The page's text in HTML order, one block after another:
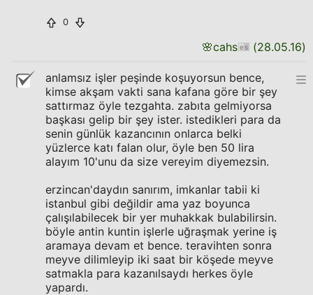
0
🌸cahs (28.05.16)
anlamsız işler peşinde koşuyorsun bence,
kimse akşam vakti sana kafana göre bir şey
sattırmaz öyle tezgahta. zabıta gelmiyorsa
başkası gelip bir şey ister. istedikleri para da
senin günlük kazancının onlarca belki
yüzlerce katı falan olur, öyle ben 50 lira
alayım 10'unu da size vereyim diyemezsin.
erzincan'daydın sanırım, imkanlar tabii ki
istanbul gibi değildir ama yaz boyunca
çalışılabilecek bir yer muhakkak bulabilirsin.
böyle antin kuntin işlerle uğraşmak yerine iş
aramaya devam et bence. teravihten sonra
meyve dilimleyip iki saat bir köşede meyve
satmakla para kazanılsaydı herkes öyle
yapardı.